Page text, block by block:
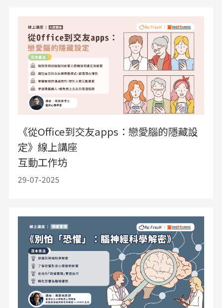
《從Office到交友apps：戀愛腦的隱藏設
定》線上講座
互動工作坊
29-07-2025